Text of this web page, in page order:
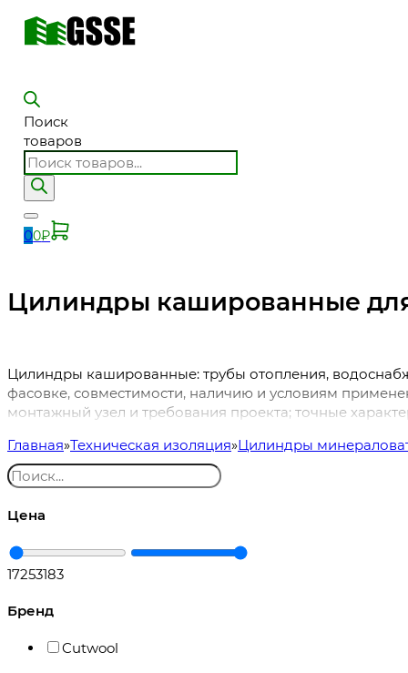
Поиск
товаров
00₽
Цилиндры кашированные
Цилиндры кашированные: трубы отопления,
фасовке, совместимости, наличию и условиям
монтажный узел и требования проекта; точные
Главная Техническая изоляция Цилиндры
Цена
17253183
Бренд
Cutwool